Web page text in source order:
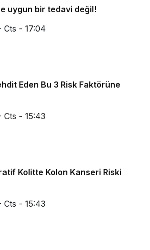
uygun bir tedavi değil!
- 17:04
Eden Bu 3 Risk Faktörüne
- 15:43
Kolitte Kolon Kanseri Riski
- 15:43